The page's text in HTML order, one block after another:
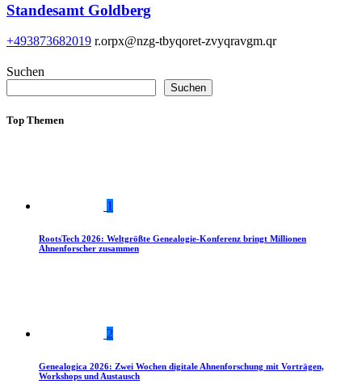
Standesamt Goldberg
+493873682019 r.orpx@nzg-tbyqoret-zvyqravgm.qr
Suchen
Suchen
Top Themen
1
RootsTech 2026: Weltgrößte Genealogie-Konferenz bringt Millionen
Ahnenforscher zusammen
2
Genealogica 2026: Zwei Wochen digitale Ahnenforschung mit Vorträgen,
Workshops und Austausch